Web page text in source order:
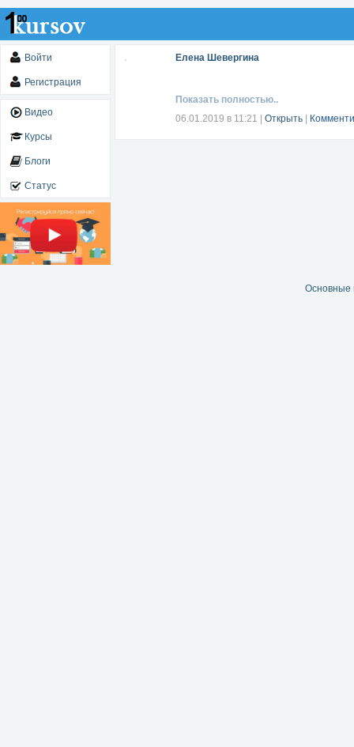
Войти
Регистрация
Видео
Курсы
Блоги
Статус
Елена Шевергина
Показать полностью..
06.01.2019 в 11:21
Открыть
Основные